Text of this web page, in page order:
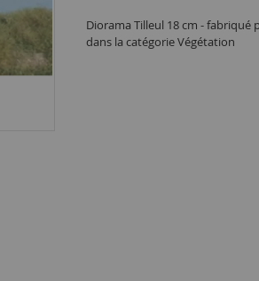
Diorama Tilleul 18 cm - fabriqué
dans la catégorie Végétation